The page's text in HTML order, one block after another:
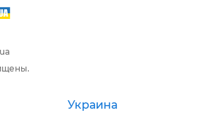
Украина